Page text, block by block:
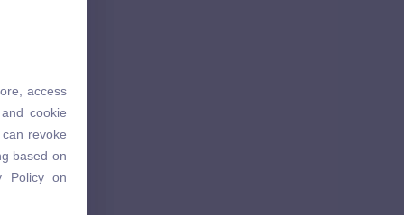
cookie
on
access
cookie
revoke
based on
Policy on